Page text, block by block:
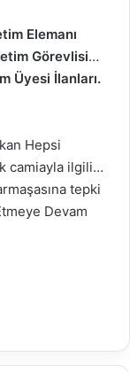
Elemanı
Görevlisi
Üyesi İlanları.
Hepsi
camiayla ilgili
tepki
Devam